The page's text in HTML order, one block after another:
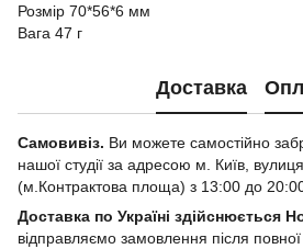
Розмір 70*56*6 мм
Вага 47 г
Доставка
Самовивіз. Ви можете самостійно
нашої студії за адресою м. Київ,
(м.Контрактова площа) з 13:00 до
Доставка по Україні здійснюється
відправляємо замовлення після